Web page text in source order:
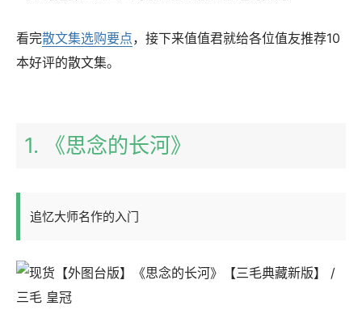
看完散文集选购要点，接下来值值君就给各位值友推荐10
本好评的散文集。
1. 《思念的长河》
追忆大师名作的入门